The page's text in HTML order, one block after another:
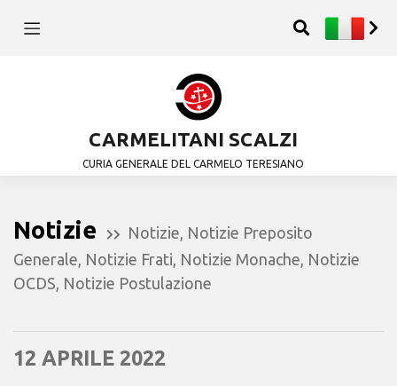
CARMELITANI SCALZI
CURIA GENERALE DEL CARMELO TERESIANO
Notizie Notizie Notizie Preposito
Generale Notizie Frati Notizie Monache Notizie
OCDS Notizie Postulazione
12 APRILE 2022